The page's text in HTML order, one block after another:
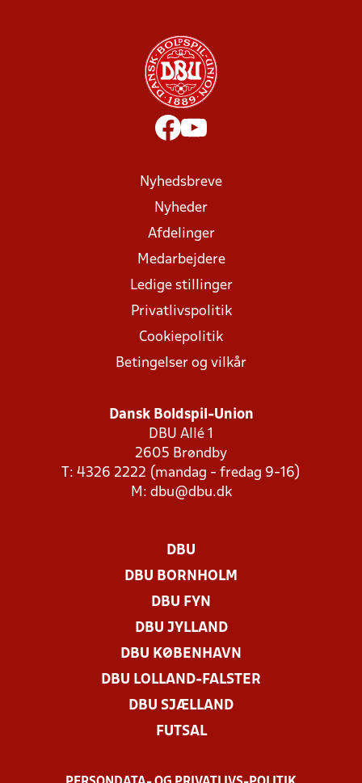
Nyhedsbreve
Nyheder
Afdelinger
Medarbejdere
Ledige stillinger
Privatlivspolitik
Cookiepolitik
Betingelser og vilkår
Dansk Boldspil-Union
DBU Allé 1
2605 Brøndby
T: 4326 2222 (mandag - fredag 9-16)
M: dbu@dbu.dk
DBU
DBU BORNHOLM
DBU FYN
DBU JYLLAND
DBU KØBENHAVN
DBU LOLLAND-FALSTER
DBU SJÆLLAND
FUTSAL